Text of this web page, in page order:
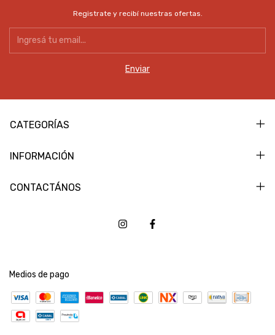
Registrate y recibí nuestras ofertas.
CATEGORÍAS
INFORMACIÓN
CONTACTÁNOS
Medios de pago